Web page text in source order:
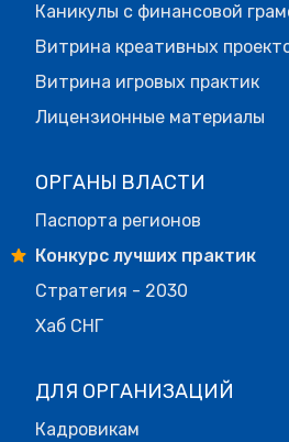
Каникулы с финансовой
Витрина креативных
Витрина игровых практик
Лицензионные материалы
ОРГАНЫ ВЛАСТИ
Паспорта регионов
Конкурс лучших практик
Стратегия - 2030
Хаб СНГ
ДЛЯ ОРГАНИЗАЦИЙ
Кадровикам